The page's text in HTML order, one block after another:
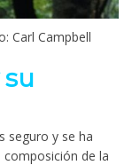
Carl Campbell
seguro y se ha
composición de la